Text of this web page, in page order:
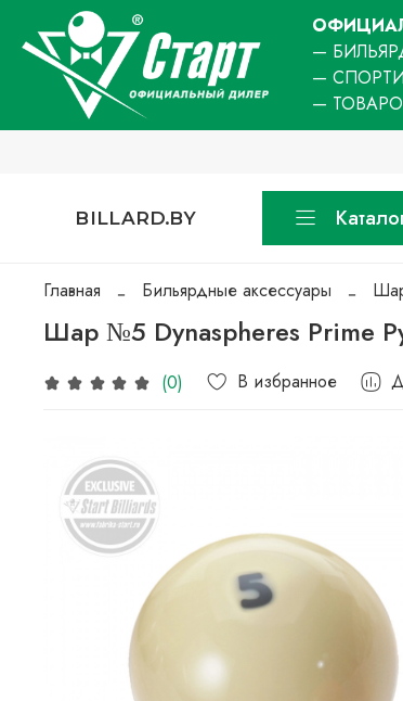
—
—
—
BILLARD.BY
Главная Бильярдные аксессуары
Шар №5 Dynaspheres Prime
(0) В избранное